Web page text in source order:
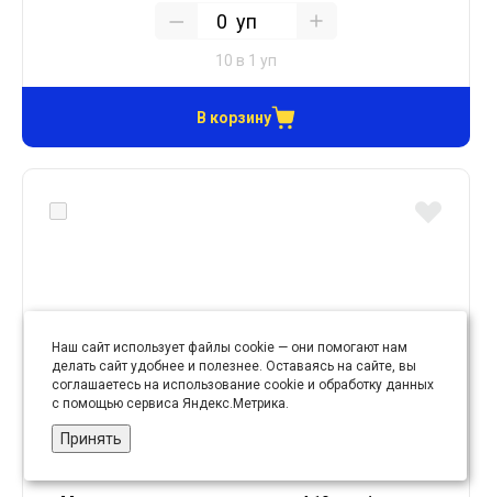
уп
10 в 1 уп
В корзину
Наш сайт использует файлы cookie — они помогают нам
делать сайт удобнее и полезнее. Оставаясь на сайте, вы
соглашаетесь на использование cookie и обработку данных
с помощью сервиса Яндекс.Метрика.
Принять